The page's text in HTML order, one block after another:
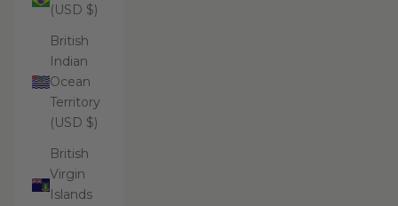
(USD $)
British
Indian
Ocean
Territory
(USD $)
British
Virgin
Islands